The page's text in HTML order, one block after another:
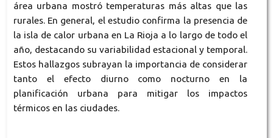
área urbana mostró temperaturas más altas que las
rurales. En general, el estudio confirma la presencia de
la isla de calor urbana en La Rioja a lo largo de todo el
año, destacando su variabilidad estacional y temporal.
Estos hallazgos subrayan la importancia de considerar
tanto el efecto diurno como nocturno en la
planificación urbana para mitigar los impactos
térmicos en las ciudades.